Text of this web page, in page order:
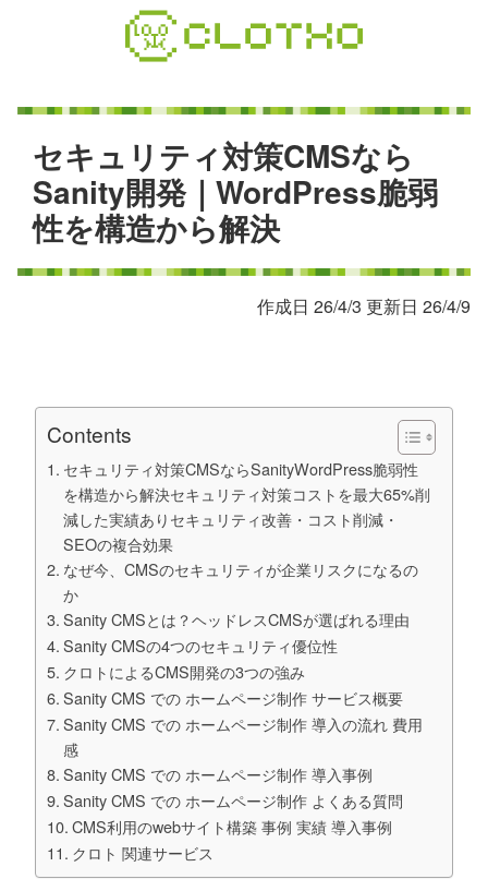
セキュ リ ティ対策CMSなら
Sanity開発｜ WordPress脆弱
性を構造から解決
作成日 26/4/3 更新日 26/4/9
Contents
セキュリティ対策CMSならSanityWordPress脆弱性
を構造から解決セキュリティ対策コストを最大65%削
減した実績ありセキュリティ改善・コスト削減・
SEOの複合効果
なぜ今、CMSのセキュリティが企業リスクになるの
か
Sanity CMSとは？ヘッドレスCMSが選ばれる理由
Sanity CMSの4つのセキュリティ優位性
クロトによるCMS開発の3つの強み
Sanity CMS での ホームページ制作 サービス概要
Sanity CMS での ホームページ制作 導入の流れ 費用
感
Sanity CMS での ホームページ制作 導入事例
Sanity CMS での ホームページ制作 よくある質問
CMS利用のwebサイト構築 事例 実績 導入事例
クロト 関連サービス